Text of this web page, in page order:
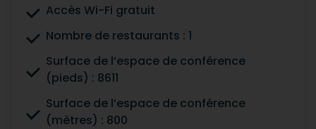
Accès Wi-Fi gratuit
Nombre de restaurants : 1
Surface de l’espace de conférence
(pieds) : 8611
Surface de l’espace de conférence
(mètres) : 800